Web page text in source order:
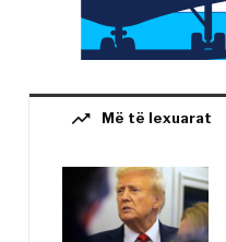
trending_up Më të lexuarat